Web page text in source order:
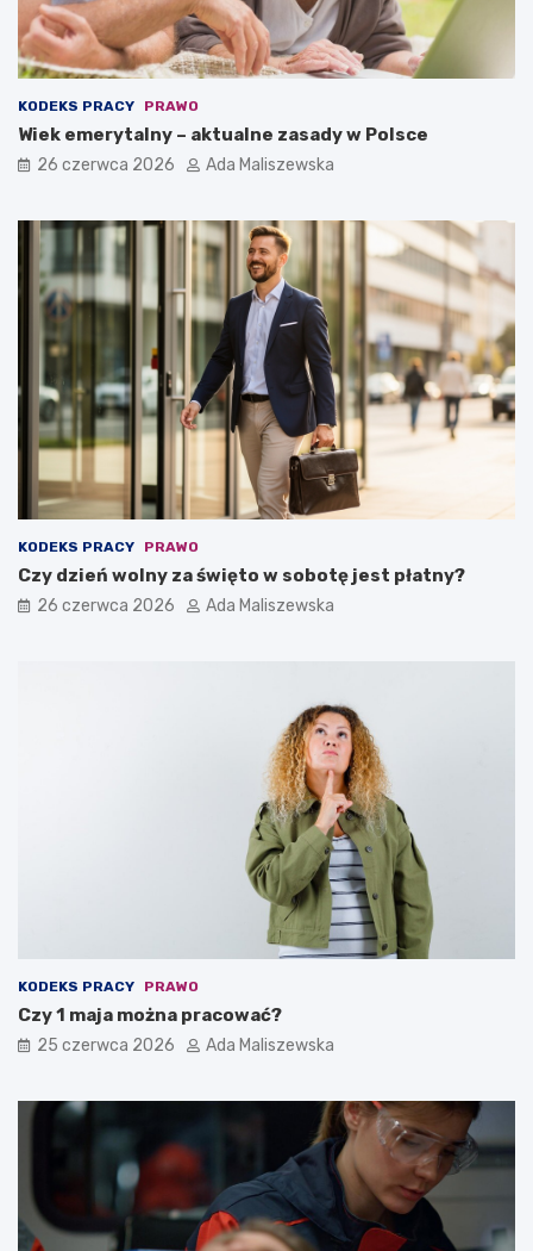
KODEKS PRACY PRAWO
Wiek emerytalny – aktualne zasady w Polsce
26 czerwca 2026 Ada Maliszewska
KODEKS PRACY PRAWO
Czy dzień wolny za święto w sobotę jest płatny?
26 czerwca 2026 Ada Maliszewska
KODEKS PRACY PRAWO
Czy 1 maja można pracować?
25 czerwca 2026 Ada Maliszewska